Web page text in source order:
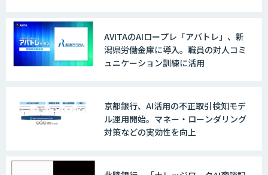
法人向け生成AIチャットサービス「ナレ
フルチャット」
AVITAのAIロープレ「アバトレ」、新
潟県労働金庫に導入。職員の対人コミ
ュニケーション訓練に活用
京都銀行、AI活用の不正取引検知モデ
ル運用開始。マネー・ローンダリング
対策などの実効性を向上